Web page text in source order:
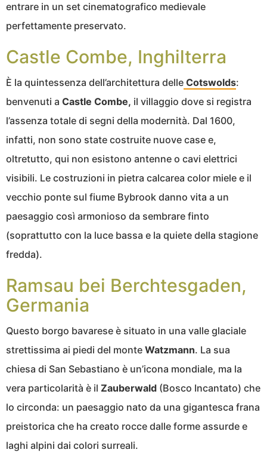
entrare in un set cinematografico medievale
perfettamente preservato.
Castle Combe, Inghilterra
È la quintessenza dell’architettura delle Cotswolds:
benvenuti a Castle Combe, il villaggio dove si registra
l’assenza totale di segni della modernità. Dal 1600,
infatti, non sono state costruite nuove case e,
oltretutto, qui non esistono antenne o cavi elettrici
visibili. Le costruzioni in pietra calcarea color miele e il
vecchio ponte sul fiume Bybrook danno vita a un
paesaggio così armonioso da sembrare finto
(soprattutto con la luce bassa e la quiete della stagione
fredda).
Ramsau bei Berchtesgaden,
Germania
Questo borgo bavarese è situato in una valle glaciale
strettissima ai piedi del monte Watzmann. La sua
chiesa di San Sebastiano è un’icona mondiale, ma la
vera particolarità è il Zauberwald (Bosco Incantato) che
lo circonda: un paesaggio nato da una gigantesca frana
preistorica che ha creato rocce dalle forme assurde e
laghi alpini dai colori surreali.